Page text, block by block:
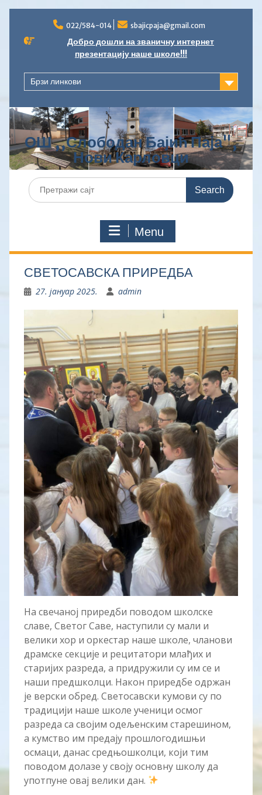
content
022/584-014 sbajicpaja@gmail.com
Добро дошли на званичну интернет
презентацију наше школе!!!
Брзи линкови
ОШ ,,Слободан Бајић Паја",
Нови Карловци
Search
for:
Menu
СВЕТОСАВСКА ПРИРЕДБА
27. јануар 2025. admin
На свечаној приредби поводом школске
славе, Светог Саве, наступили су мали и
велики хор и оркестар наше школе, чланови
драмске секције и рецитатори млађих и
старијих разреда, а придружили су им се и
наши предшколци. Након приредбе одржан
је верски обред. Светосавски кумови су по
традицији наше школе ученици осмог
разреда са својим одељенским старешином,
а кумство им предају прошлогодишњи
осмаци, данас средњошколци, који тим
поводом долазе у своју основну школу да
употпуне овај велики дан.